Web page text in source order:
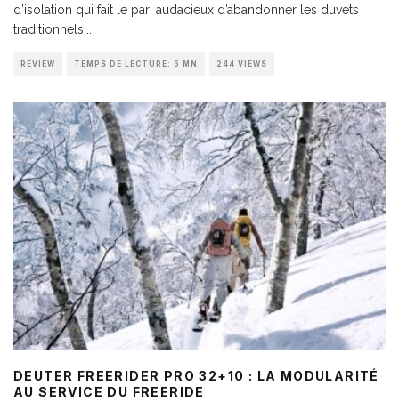
d’isolation qui fait le pari audacieux d’abandonner les duvets
traditionnels...
REVIEW TEMPS DE LECTURE: 5 MN 244 VIEWS
DEUTER FREERIDER PRO 32+10 : LA MODULARITÉ
AU SERVICE DU FREERIDE